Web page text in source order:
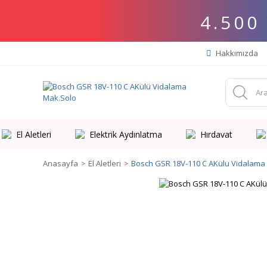
4.500
Hakkımızda
El Aletleri Elektrik Aydınlatma Hırdavat
Anasayfa El Aletleri Bosch GSR 18V-110 C AKülü